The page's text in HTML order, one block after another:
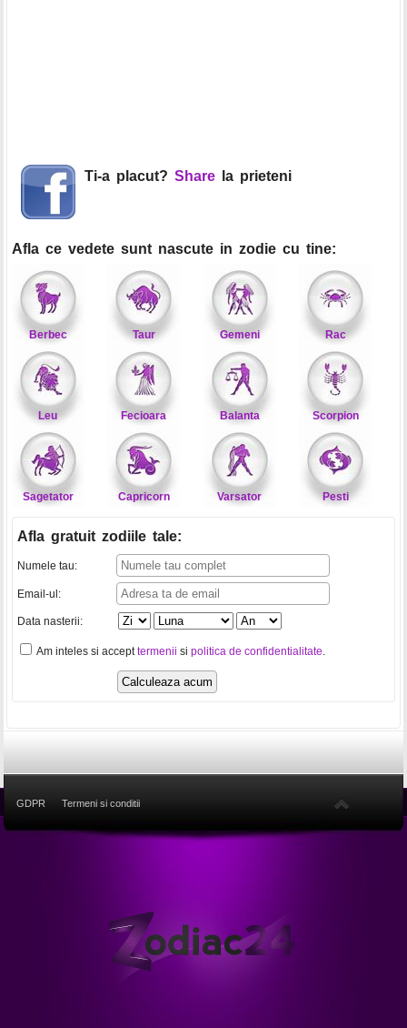
Ti-a placut? Share la prieteni
Afla ce vedete sunt nascute in zodie cu tine:
Berbec Taur Gemeni Rac
Leu Fecioara Balanta Scorpion
Sagetator Capricorn Varsator Pesti
Afla gratuit zodiile tale:
Numele tau:
Email-ul:
Data nasterii:
Am inteles si accepttermenii si politica de confidentialitate.
GDPR Termeni si conditii